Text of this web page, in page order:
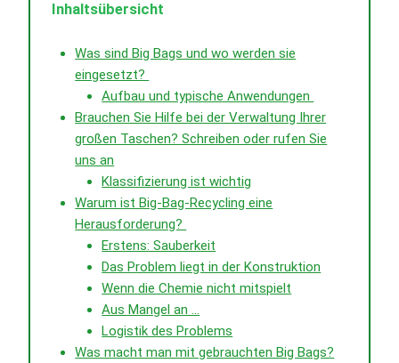
Inhaltsübersicht
Was sind Big Bags und wo werden sie
eingesetzt?
Aufbau und typische Anwendungen
Brauchen Sie Hilfe bei der Verwaltung Ihrer
großen Taschen? Schreiben oder rufen Sie
uns an
Klassifizierung ist wichtig
Warum ist Big-Bag-Recycling eine
Herausforderung?
Erstens: Sauberkeit
Das Problem liegt in der Konstruktion
Wenn die Chemie nicht mitspielt
Aus Mangel an ...
Logistik des Problems
Was macht man mit gebrauchten Big Bags?